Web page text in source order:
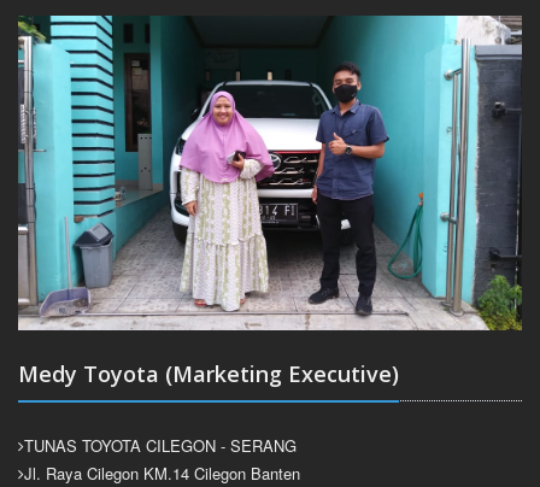
Medy Toyota (Marketing Executive)
TUNAS TOYOTA CILEGON - SERANG
Jl. Raya Cilegon KM.14 Cilegon Banten